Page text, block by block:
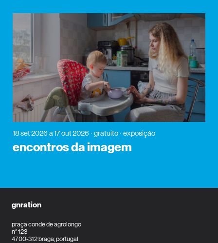
18 set 2026 a 17 out 2026 gratuito exposição
encontros da imagem
gnration
praça conde de agrolongo
n° 123
4700-312 braga, portugal